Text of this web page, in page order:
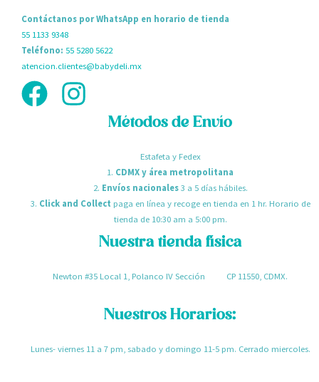
Contáctanos por WhatsApp en horario de tienda
55 1133 9348
Teléfono: 55 5280 5622
atencion.clientes@babydeli.mx
Métodos de Envío
Estafeta y Fedex
1. CDMX y área metropolitana
2. Envíos nacionales3 a 5 días hábiles.
3. Click and Collect paga en línea y recoge en tienda en 1 hr. Horario de
tienda de 10:30 am a 5:00 pm.
Nuestra tienda física
Newton #35 Local 1, Polanco IV Sección CP 11550, CDMX.
Nuestros Horarios:
Lunes- viernes 11 a 7 pm, sabado y domingo 11-5 pm. Cerrado miercoles.